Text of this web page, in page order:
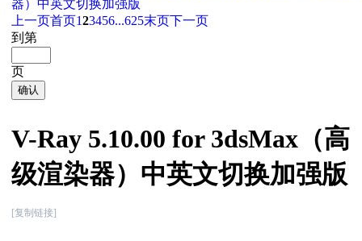
器）中英文切换加强版
上一页首页123456...625末页下一页
到第
页
确认
V-Ray 5.10.00 for 3dsMax（高
级渲染器）中英文切换加强版
[复制链接]